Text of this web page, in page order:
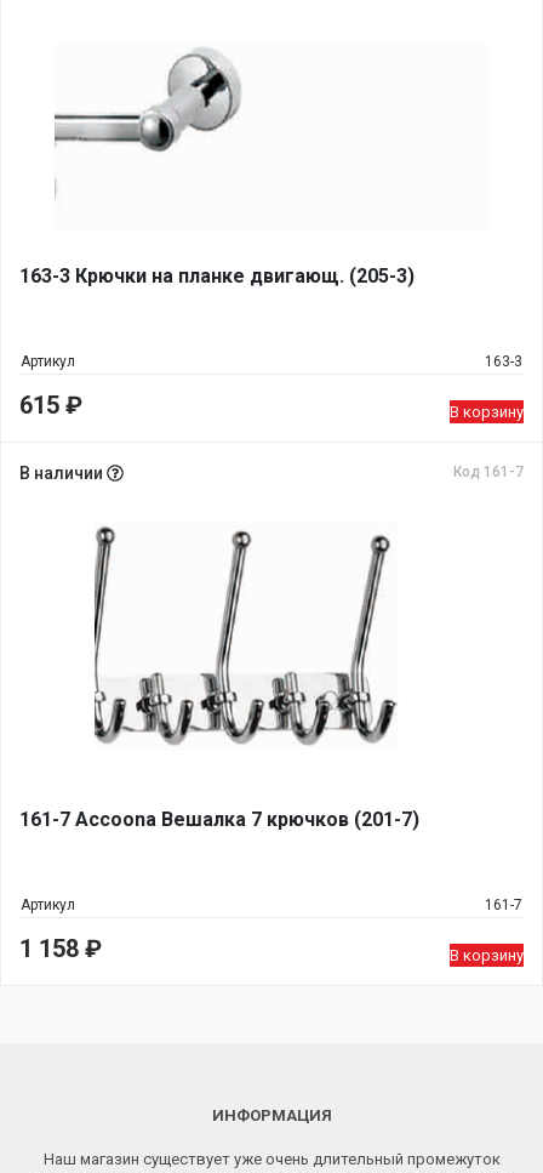
163-3 Крючки на планке двигающ. (205-3)
Артикул 163-3
615 ₽ В корзину
В наличии Код 161-7
161-7 Accoona Вешалка 7 крючков (201-7)
Артикул 161-7
1 158 ₽ В корзину
ИНФОРМАЦИЯ
Наш магазин существует уже очень длительный промежуток